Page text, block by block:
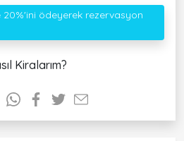
ödeyerek rezervasyon
Kiralarım?